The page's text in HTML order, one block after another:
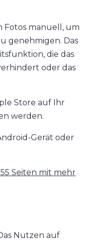
manuell, um
genehmigen. Das
die das
oder das
Store auf Ihr
werden.
Gerät oder
Seiten mit mehr
Nutzen auf